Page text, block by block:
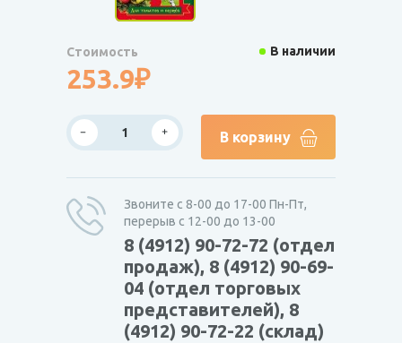
В наличии
Стоимость
253.9₽
В корзину
Звоните с 8-00 до 17-00 Пн-Пт,
перерыв с 12-00 до 13-00
8 (4912) 90-72-72 (отдел
продаж), 8 (4912) 90-69-
04 (отдел торговых
представителей), 8
(4912) 90-72-22 (склад)